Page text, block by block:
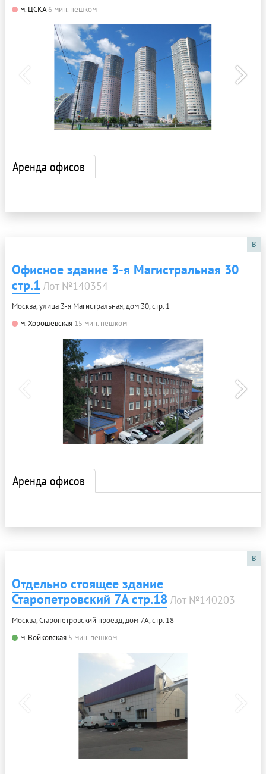
м. ЦСКА 6 мин. пешком
Аренда офисов
B
Офисное здание 3-я Магистральная 30
стр.1 Лот №140354
Москва, улица 3-я Магистральная, дом 30, стр. 1
м. Хорошёвская 15 мин. пешком
Аренда офисов
B
Отдельно стоящее здание
Старопетровский 7А стр.18Лот №140203
Москва, Старопетровский проезд, дом 7А, стр. 18
м. Войковская 5 мин. пешком